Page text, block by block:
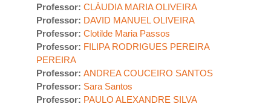
Professor: CLÁUDIA MARIA OLIVEIRA
Professor: DAVID MANUEL OLIVEIRA
Professor: Clotilde Maria Passos
Professor: FILIPA RODRIGUES PEREIRA
PEREIRA
Professor: ANDREA COUCEIRO SANTOS
Professor: Sara Santos
Professor: PAULO ALEXANDRE SILVA